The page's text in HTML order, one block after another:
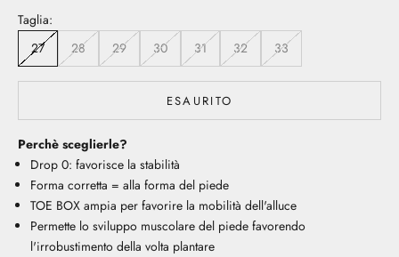
Taglia:
27
28 29 30 31 32 33
ESAURITO
Perchè sceglierle?
Drop 0: favorisce la stabilità
Forma corretta = alla forma del piede
TOE BOX ampia per favorire la mobilità dell'alluce
Permette lo sviluppo muscolare del piede favorendo
l'irrobustimento della volta plantare